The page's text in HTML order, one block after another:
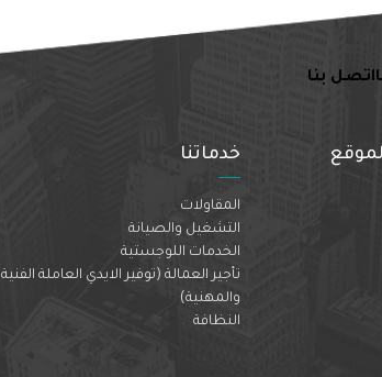
اتصل بنا
خدماتنا
المقاولات
التشغيل والصيانة
الخدمات اللوجستية
تأجير العمالة (توفير الايدي العاملة الفنية
والمهنية)
النظافة